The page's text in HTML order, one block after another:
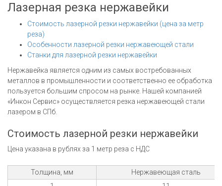
Лазерная резка нержавейки
Стоимость лазерной резки нержавейки (цена за метр
реза)
Особенности лазерной резки нержавеющей стали
Станки для лазерной резки нержавейки
Нержавейка является одним из самых востребованных
металлов в промышленности и соответственно ее обработка
пользуется большим спросом на рынке. Нашей компанией
«Инкон Сервис» осуществляется резка нержавеющей стали
лазером в СПб.
Стоимость лазерной резки нержавейки
Цена указана в рублях за 1 метр реза с НДС
Толщина, мм
Нержавеющая сталь